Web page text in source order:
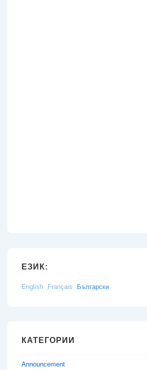
ЕЗИК:
English Français Български
КАТЕГОРИИ
Announcement